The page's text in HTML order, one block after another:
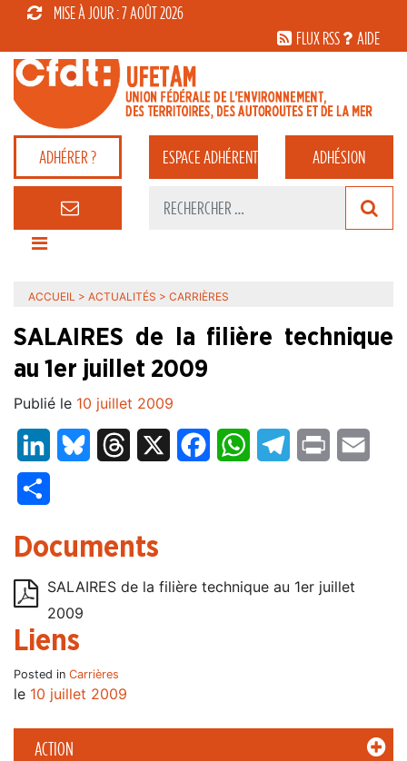
MISE À JOUR : 7 AOÛT 2026
FLUX RSS
AIDE
ADHÉRER ? ESPACEADHÉRENT ADHÉSION
ACTION
ACCUEIL > ACTUALITÉS > CARRIÈRES
SALAIRES de la filière technique
au 1er juillet 2009
Publié le 10 juillet 2009
LinkedInBluesky Threads FacebookWhatsAppTelegram
Print
Documents
SALAIRES de la filière technique au 1er juillet
2009
Liens
Posted in Carrières
le 10 juillet 2009